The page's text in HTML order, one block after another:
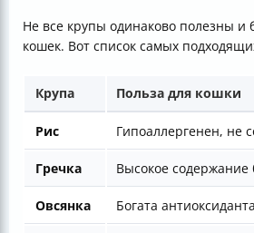
Не все крупы одинаково полезны и
кошек. Вот список самых
Крупа Польза для кошки
Рис Гипоаллергенен, не
Гречка Высокое содержание
Овсянка Богата